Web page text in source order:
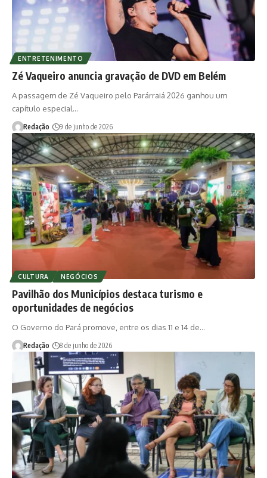
ENTRETENIMENTO
Zé Vaqueiro anuncia gravação de DVD em Belém
A passagem de Zé Vaqueiro pelo Parárraiá 2026 ganhou um
capítulo especial…
Redação 9 de junho de 2026
CULTURA NEGÓCIOS
Pavilhão dos Municípios destaca turismo e
oportunidades de negócios
O Governo do Pará promove, entre os dias 11 e 14 de…
Redação 8 de junho de 2026